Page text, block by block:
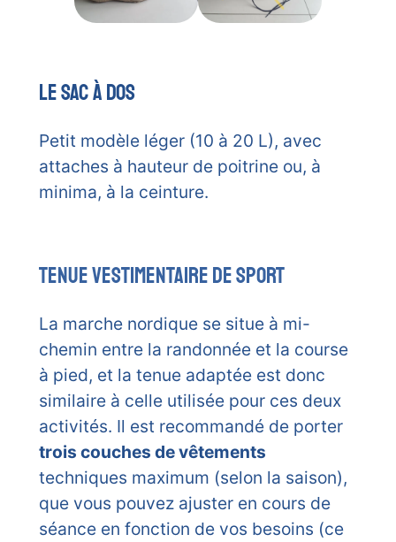
Le sac à dos
Petit modèle léger (10 à 20 L), avec
attaches à hauteur de poitrine ou, à
minima, à la ceinture.
Tenue vestimentaire de sport
La marche nordique se situe à mi-
chemin entre la randonnée et la course
à pied, et la tenue adaptée est donc
similaire à celle utilisée pour ces deux
activités. Il est recommandé de porter
trois couches de vêtements
techniques maximum (selon la saison),
que vous pouvez ajuster en cours de
séance en fonction de vos besoins (ce